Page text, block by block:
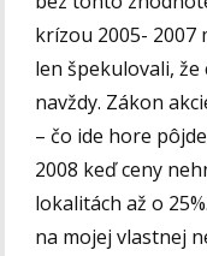
krízou 2005- 2007
len špekulovali,
navždy. Zákon
– čo ide hore
2008 keď ceny
lokalitách až o
na mojej vlastnej